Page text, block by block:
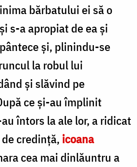
bărbatului ei să o
s-a apropiat de ea și
și, plinindu-se
la robul lui
și slăvind pe
ce și-au împlinit
întors la ale lor, a ridicat
credință, icoana
cea mai dinlăuntru a